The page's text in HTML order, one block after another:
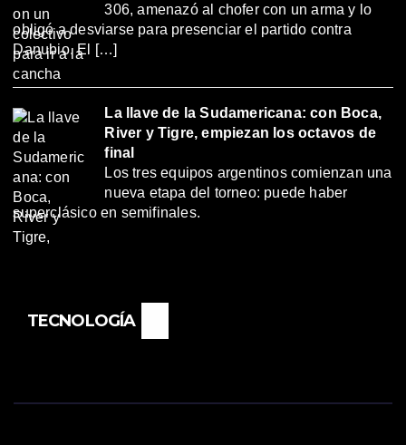
306, amenazó al chofer con un arma y lo
obligó a desviarse para presenciar el partido contra
Danubio. El […]
La llave de la Sudamericana: con Boca,
River y Tigre, empiezan los octavos de
final
Los tres equipos argentinos comienzan una
nueva etapa del torneo: puede haber
superclásico en semifinales.
TECNOLOGÍA